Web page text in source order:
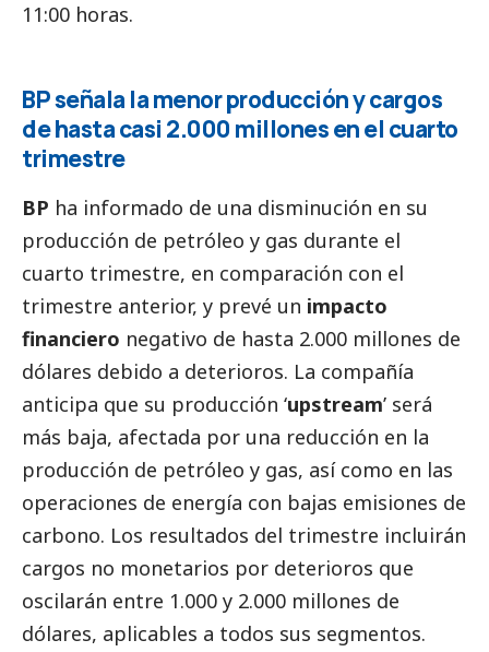
11:00 horas.
BP señala la menor producción y cargos
de hasta casi 2.000 millones en el cuarto
trimestre
BP ha informado de una disminución en su
producción de petróleo y gas durante el
cuarto trimestre, en comparación con el
trimestre anterior, y prevé un impacto
financiero negativo de hasta 2.000 millones de
dólares debido a deterioros. La compañía
anticipa que su producción ‘upstream’ será
más baja, afectada por una reducción en la
producción de petróleo y gas, así como en las
operaciones de energía con bajas emisiones de
carbono. Los resultados del trimestre incluirán
cargos no monetarios por deterioros que
oscilarán entre 1.000 y 2.000 millones de
dólares, aplicables a todos sus segmentos.